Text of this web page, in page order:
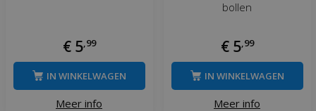
€ 5,99
Meer info
IN WINKELWAGEN
bollen
€ 5,99
Meer info
IN WINKELWAGEN